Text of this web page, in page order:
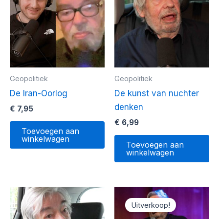
Geopolitiek
De Iran-Oorlog
€ 7,95
Toevoegen aan
winkelwagen
Geopolitiek
De kunst van nuchter
denken
€ 6,99
Toevoegen aan
winkelwagen
Uitverkoop!